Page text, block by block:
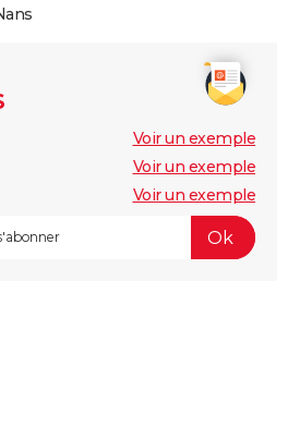
Voir un exemple
Voir un exemple
Voir un exemple